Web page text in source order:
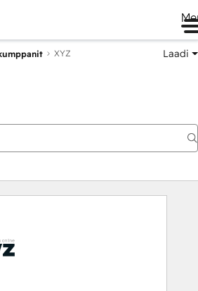
XYZ Laadi